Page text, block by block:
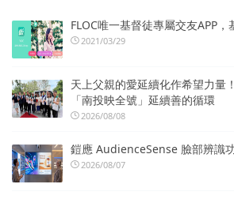
FLOC唯一基督徒專屬交友APP
2021/03/29
天上父親的愛延續化作希望力量
「南投映全號」延續善的循環
2026/08/08
鎧應 AudienceSense 臉部辨識
2026/08/07